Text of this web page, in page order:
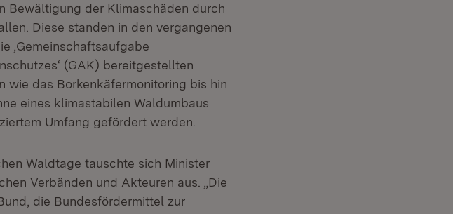
Bewältigung der Klimaschäden durch
Diese standen in den vergangenen
‚Gemeinschaftsaufgabe
(GAK) bereitgestellten
wie das Borkenkäfermonitoring bis hin
eines klimastabilen Waldumbaus
Umfang gefördert werden.
Waldtage tauschte sich Minister
Verbänden und Akteuren aus. „Die
die Bundesfördermittel zur